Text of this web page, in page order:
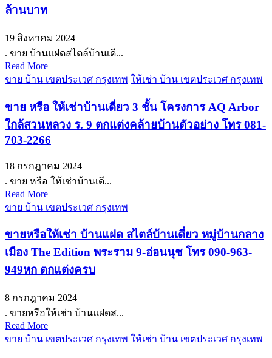
ล้านบาท
19 สิงหาคม 2024
. ขาย บ้านแฝดสไตล์บ้านเดี...
Read More
ขาย บ้าน เขตประเวศ กรุงเทพ ให้เช่า บ้าน เขตประเวศ กรุงเทพ
ขาย หรือ ให้เช่าบ้านเดี่ยว 3 ชั้น โครงการ AQ Arbor
ใกล้สวนหลวง ร. 9 ตกแต่งคล้ายบ้านตัวอย่าง โทร 081-
703-2266
18 กรกฎาคม 2024
. ขาย หรือ ให้เช่าบ้านเดี...
Read More
ขาย บ้าน เขตประเวศ กรุงเทพ
ขายหรือให้เช่า บ้านแฝด สไตล์บ้านเดี่ยว หมู่บ้านกลาง
เมือง The Edition พระราม 9-อ่อนนุช โทร 090-963-
949หก ตกแต่งครบ
8 กรกฎาคม 2024
. ขายหรือให้เช่า บ้านแฝดส...
Read More
ขาย บ้าน เขตประเวศ กรุงเทพ ให้เช่า บ้าน เขตประเวศ กรุงเทพ